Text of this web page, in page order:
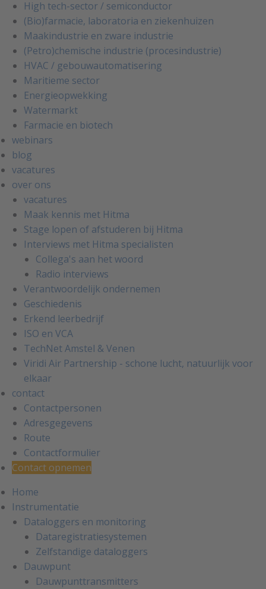
High tech-sector / semiconductor
(Bio)farmacie, laboratoria en ziekenhuizen
Maakindustrie en zware industrie
(Petro)chemische industrie (procesindustrie)
HVAC / gebouwautomatisering
Maritieme sector
Energieopwekking
Watermarkt
Farmacie en biotech
webinars
blog
vacatures
over ons
vacatures
Maak kennis met Hitma
Stage lopen of afstuderen bij Hitma
Interviews met Hitma specialisten
Collega's aan het woord
Radio interviews
Verantwoordelijk ondernemen
Geschiedenis
Erkend leerbedrijf
ISO en VCA
TechNet Amstel & Venen
Viridi Air Partnership - schone lucht, natuurlijk voor
elkaar
contact
Contactpersonen
Adresgegevens
Route
Contactformulier
Contact opnemen
Home
Instrumentatie
Dataloggers en monitoring
Dataregistratiesystemen
Zelfstandige dataloggers
Dauwpunt
Dauwpunttransmitters